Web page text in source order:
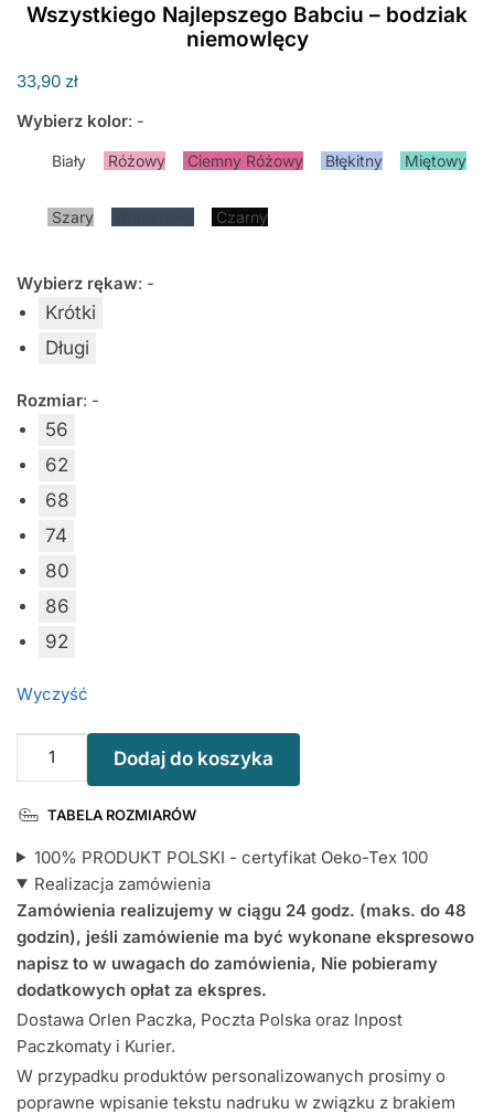
Wszystkiego Najlepszego Babciu – bodziak
niemowlęcy
33,90 zł
Wybierz kolor: -
Biały Różowy Ciemny Różowy Błękitny Miętowy
Szary Granatowy Czarny
Wybierz rękaw: -
Krótki
Długi
Rozmiar: -
56
62
68
74
80
86
92
Wyczyść
Babciu
-
bodziak
niemowlęcy
Dodaj do koszyka
TABELA ROZMIARÓW
100% PRODUKT POLSKI - certyfikat Oeko-Tex 100
Realizacja zamówienia
Zamówienia realizujemy w ciągu 24 godz. (maks. do 48
godzin), jeśli zamówienie ma być wykonane ekspresowo
napisz to w uwagach do zamówienia, Nie pobieramy
dodatkowych opłat za ekspres.
Dostawa Orlen Paczka, Poczta Polska oraz Inpost
Paczkomaty i Kurier.
W przypadku produktów personalizowanych prosimy o
poprawne wpisanie tekstu nadruku w związku z brakiem